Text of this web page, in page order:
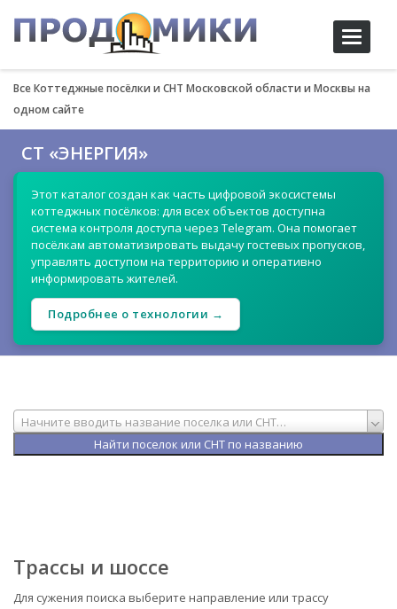
Toggle
Все Коттеджные посёлки и СНТ Московской области и Москвы на
одном сайте
СТ «ЭНЕРГИЯ»
Этот каталог создан как часть цифровой экосистемы
коттеджных посёлков: для всех объектов доступна
система контроля доступа через Telegram. Она помогает
посёлкам автоматизировать выдачу гостевых пропусков,
управлять доступом на территорию и оперативно
информировать жителей.
Подробнее о технологии →
Начните вводить название поселка или СНТ…
Трассы и шоссе
Для сужения поиска выберите направление или трассу